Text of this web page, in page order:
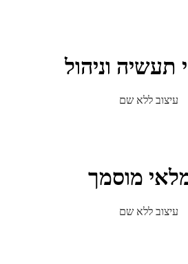
תעשיה וניהול
מוסמך